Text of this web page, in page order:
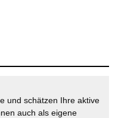
und schätzen Ihre aktive
auch als eigene